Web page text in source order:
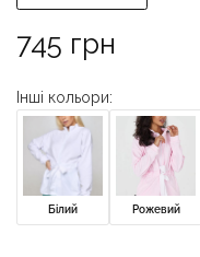
745 грн
Інші кольори:
Білий Рожевий